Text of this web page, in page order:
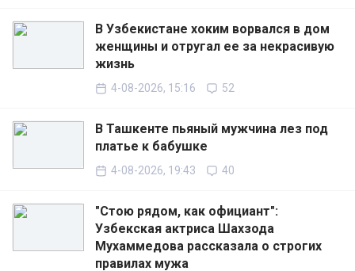
В Узбекистане хоким ворвался в дом
женщины и отругал ее за некрасивую
жизнь
4-08-2026, 15:16 52
В Ташкенте пьяный мужчина лез под
платье к бабушке
4-08-2026, 19:43 40
"Стою рядом, как официант":
Узбекская актриса Шахзода
Мухаммедова рассказала о строгих
правилах мужа